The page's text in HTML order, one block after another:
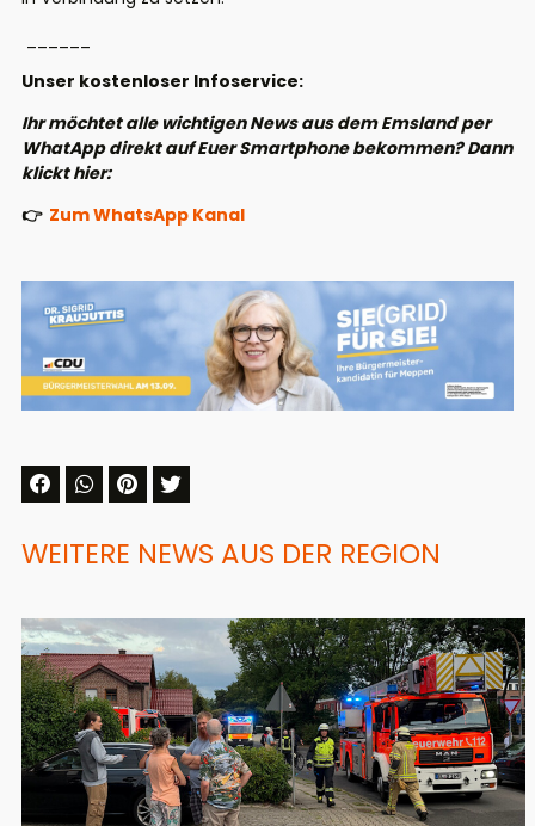
Unser kostenloser Infoservice:
Ihr möchtet alle wichtigen News aus dem Emsland per
WhatApp direkt auf Euer Smartphone bekommen? Dann
klickt hier:
👉 Zum WhatsApp Kanal
WEITERE NEWS AUS DER REGION